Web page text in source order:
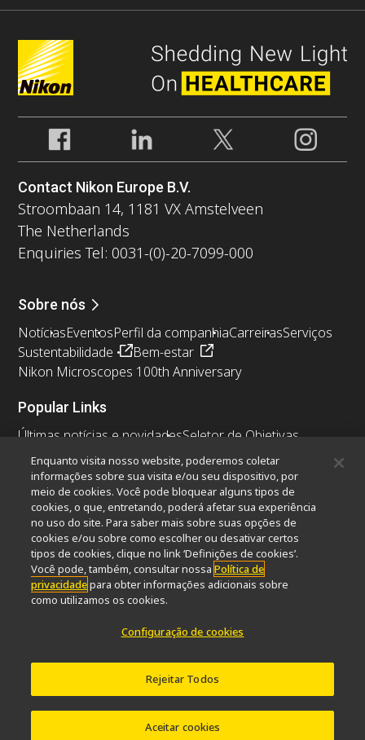
Contact Nikon Europe B.V.
Stroombaan 14, 1181 VX Amstelveen
The Netherlands
Enquiries Tel: 0031-(0)-20-7099-000
Sobre nós
NotíciasEventosPerfil da companhiaCarreirasServiços
Sustentabilidade
Bem-estar
Nikon Microscopes 100th Anniversary
Popular Links
Últimas notícias e novidadesSeletor de Objetivas
Resolution CalculatorPubScopeOEM
Nikon Small World
MicroscopyU
Outros produtos Nikon
Produtos de imagem
Microscopia industriais e Metrologia
Sistemas de litografia semicondutores
Sistemas de litografia FPD
Privacidade
Software Vulnerability Information
Enquanto visita nosso website, poderemos coletar
informações sobre sua visita e/ou seu dispositivo, por
meio de cookies. Você pode bloquear alguns tipos de
cookies, o que, entretando, poderá afetar sua experiência
no uso do site. Para saber mais sobre suas opções de
cookies e/ou sobre como escolher ou desativar certos
tipos de cookies, clique no link ‘Definições de cookies’.
Você pode, também, consultar nossaPolítica de
privacidadepara obter informações adicionais sobre
como utilizamos os cookies.
Configuração de cookies
Rejeitar Todos
Aceitar cookies